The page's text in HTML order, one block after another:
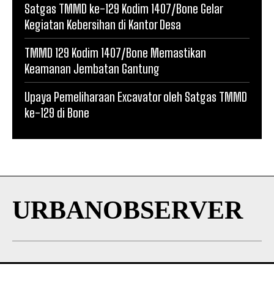
Satgas TMMD ke-129 Kodim 1407/Bone Gelar
Kegiatan Kebersihan di Kantor Desa
TMMD 129 Kodim 1407/Bone Memastikan
Keamanan Jembatan Gantung
Upaya Pemeliharaan Excavator oleh Satgas TMMD
ke-129 di Bone
URBANOBSERVER